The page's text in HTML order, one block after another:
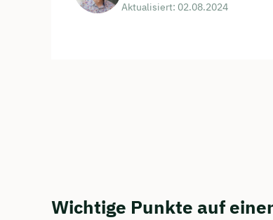
Aktualisiert: 02.08.2024
Wichtige Punkte auf